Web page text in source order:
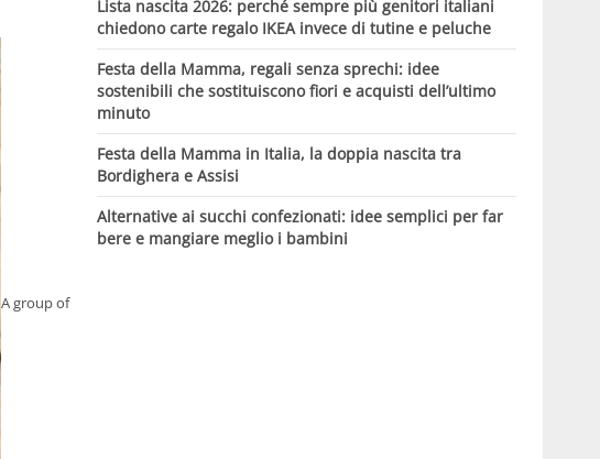
A group of
Lista nascita 2026: perché sempre più genitori italiani
chiedono carte regalo IKEA invece di tutine e peluche
Festa della Mamma, regali senza sprechi: idee
sostenibili che sostituiscono fiori e acquisti dell’ultimo
minuto
Festa della Mamma in Italia, la doppia nascita tra
Bordighera e Assisi
Alternative ai succhi confezionati: idee semplici per far
bere e mangiare meglio i bambini